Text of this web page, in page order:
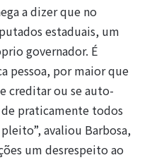
a dizer que no
estaduais, um
governador. É
pessoa, por maior que
creditar ou se auto-
praticamente todos
avaliou Barbosa,
um desrespeito ao